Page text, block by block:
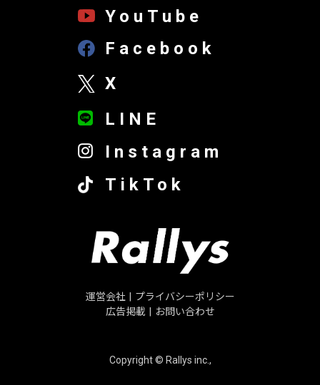
YouTube
Facebook
X
LINE
Instagram
TikTok
運営会社
プライバシーポリシー
広告掲載
お問い合わせ
Copyright © Rallys inc.,